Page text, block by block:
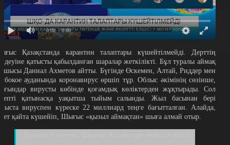
0:00 / 0:00
Қазақстанда карантин талаптары күшейтілмейді. Дерттің
қатысты қабылданған шаралар жеткілікті. Бұл туралы аймақ
Даниал Ахметов айтты. Бүгінде Өскемен, Алтай, Риддер мен
ауданында коронавирус өршіп тұр. Облыс әкімінің сөзінше,
вирусты көбінде қоғамдық көліктерден жұқтырады. Сол
қатынасқа уақытша тыйым салынды. Жыл басынан бері
вируспен күреске 22 миллиард теңге бағытталған. Алайда,
қайта күшейіп, Шығыс «қызыл аймақтан» шыға алмай отыр.